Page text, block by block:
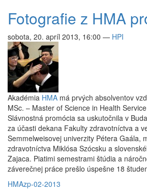
Fotografie z HMA
sobota, 20. apríl 2013, 16:00 — HPI
Akadémia HMA má prvých absolventov
MSc. – Master of Science in Health
Slávnostná promócia sa uskutočnila v
za účasti dekana Fakulty zdravotníctva a
Semmelweisovej univerzity Pétera Gaála,
zdravotníctva Miklósa Szócsku a
Zajaca. Piatimi semestrami štúdia a
záverečnej práce prešlo úspešne 18
HMAzp-02-2013